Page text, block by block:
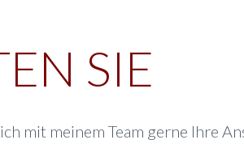
SIE
mit meinem Team gerne Ihre